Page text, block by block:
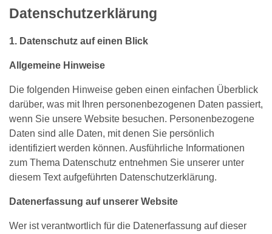
Datenschutzerklärung
1. Datenschutz auf einen Blick
Allgemeine Hinweise
Die folgenden Hinweise geben einen einfachen Überblick
darüber, was mit Ihren personenbezogenen Daten passiert,
wenn Sie unsere Website besuchen. Personenbezogene
Daten sind alle Daten, mit denen Sie persönlich
identifiziert werden können. Ausführliche Informationen
zum Thema Datenschutz entnehmen Sie unserer unter
diesem Text aufgeführten Datenschutzerklärung.
Datenerfassung auf unserer Website
Wer ist verantwortlich für die Datenerfassung auf dieser